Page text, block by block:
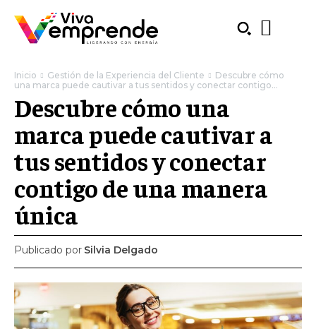
SUBSCRIBE
Welcome to Liberty Case
Inicio Gestión de la Experiencia del Cliente
Descubre cómo
una marca puede cautivar a tus sentidos y conectar contigo...
Descubre cómo una
marca puede cautivar a
tus sentidos y conectar
contigo de una manera
única
Publicado por Silvia Delgado